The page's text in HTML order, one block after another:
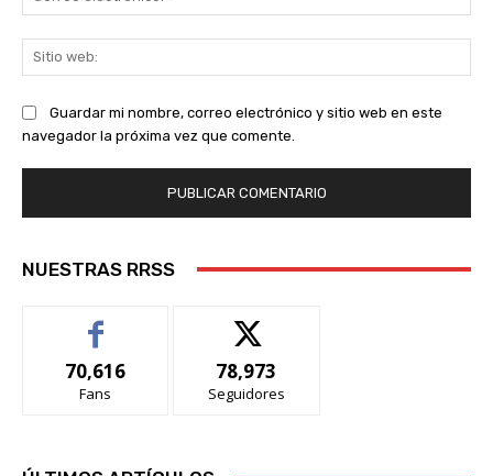
Guardar mi nombre, correo electrónico y sitio web en este
navegador la próxima vez que comente.
NUESTRAS RRSS
70,616
Fans
78,973
Seguidores